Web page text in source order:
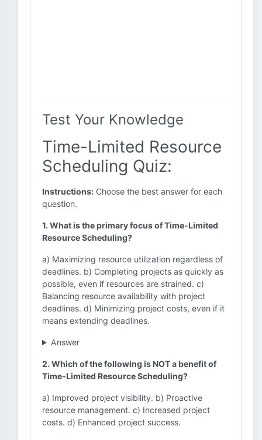
Test Your Knowledge
Time-Limited Resource
Scheduling Quiz:
Instructions: Choose the best answer for each
question.
1. What is the primary focus of Time-Limited
Resource Scheduling?
a) Maximizing resource utilization regardless of
deadlines. b) Completing projects as quickly as
possible, even if resources are strained. c)
Balancing resource availability with project
deadlines. d) Minimizing project costs, even if it
means extending deadlines.
Answer
2. Which of the following is NOT a benefit of
Time-Limited Resource Scheduling?
a) Improved project visibility. b) Proactive
resource management. c) Increased project
costs. d) Enhanced project success.